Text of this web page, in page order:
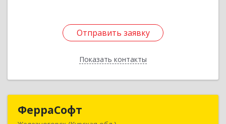
Отправить заявку
Показать контакты
Отправить заявку
Назад
ФерраСофт